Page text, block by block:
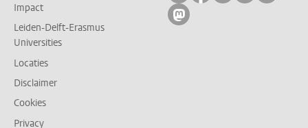
Impact
Leiden-Delft-Erasmus
Universities
Locaties
Disclaimer
Cookies
Privacy
Volg ons op mastodon